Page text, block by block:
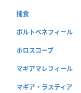
捕食
ボルトベネフィール
ホロスコープ
マギアマレフィール
マギア・ラスティア